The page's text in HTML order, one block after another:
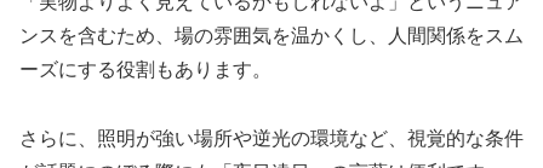
ンスを含むため、場の雰囲気を温かくし、人間関係をスム
ーズにする役割もあります。
さらに、照明が強い場所や逆光の環境など、視覚的な条件